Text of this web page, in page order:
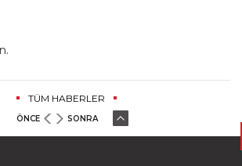
TÜM HABERLER
ÖNCE SONRA